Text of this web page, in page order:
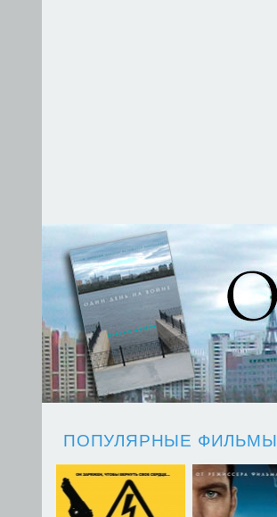
ПОПУЛЯРНЫЕ ФИЛЬМЫ